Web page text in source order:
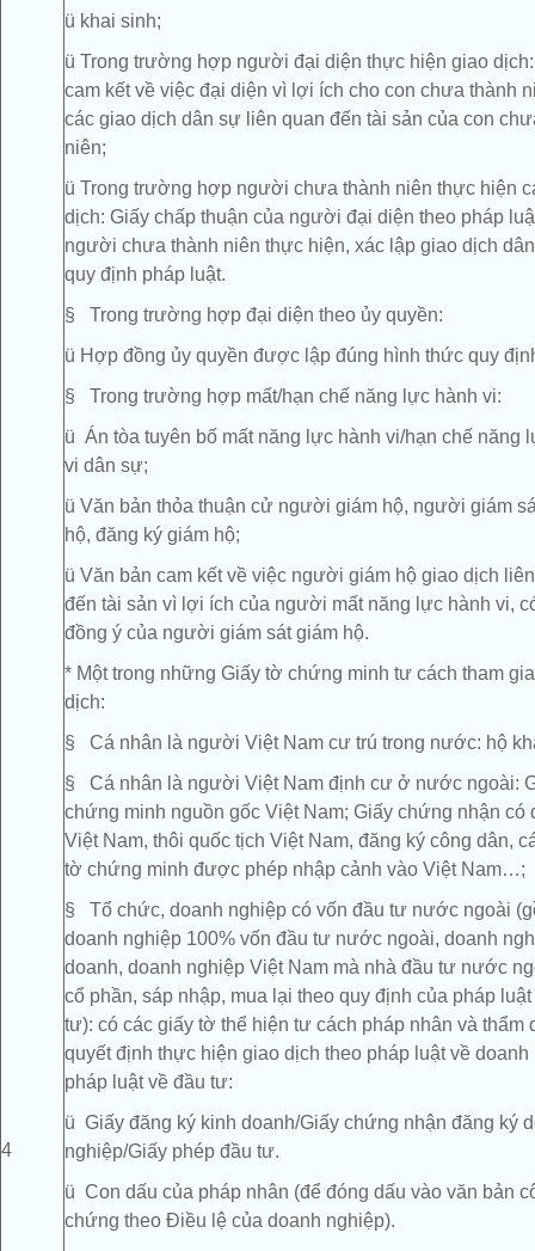
4
ü khai sinh;
ü Trong trường hợp người đại diện thực hiện giao
cam kết về việc đại diện vì lợi ích cho con chưa thành
các giao dịch dân sự liên quan đến tài sản của con
niên;
ü Trong trường hợp người chưa thành niên thực hiện
dịch: Giấy chấp thuận của người đại diện theo pháp
người chưa thành niên thực hiện, xác lập giao dịch
quy định pháp luật.
§ Trong trường hợp đại diện theo ủy quyền:
ü Hợp đồng ủy quyền được lập đúng hình thức quy
§ Trong trường hợp mất/hạn chế năng lực hành vi:
ü Án tòa tuyên bố mất năng lực hành vi/hạn chế năng
vi dân sự;
ü Văn bản thỏa thuận cử người giám hộ, người giám
hộ, đăng ký giám hộ;
ü Văn bản cam kết về việc người giám hộ giao dịch
đến tài sản vì lợi ích của người mất năng lực hành vi,
đồng ý của người giám sát giám hộ.
* Một trong những Giấy tờ chứng minh tư cách tham
dịch:
§ Cá nhân là người Việt Nam cư trú trong nước: hộ
§ Cá nhân là người Việt Nam định cư ở nước ngoài:
chứng minh nguồn gốc Việt Nam; Giấy chứng nhận có
Việt Nam, thôi quốc tịch Việt Nam, đăng ký công dân,
tờ chứng minh được phép nhập cảnh vào Việt Nam…;
§ Tổ chức, doanh nghiệp có vốn đầu tư nước ngoài
doanh nghiệp 100% vốn đầu tư nước ngoài, doanh
doanh, doanh nghiệp Việt Nam mà nhà đầu tư nước
cổ phần, sáp nhập, mua lại theo quy định của pháp
tư): có các giấy tờ thể hiện tư cách pháp nhân và thẩm
quyết định thực hiện giao dịch theo pháp luật về doanh
pháp luật về đầu tư:
ü Giấy đăng ký kinh doanh/Giấy chứng nhận đăng ký
nghiệp/Giấy phép đầu tư.
ü Con dấu của pháp nhân (để đóng dấu vào văn bản
chứng theo Điều lệ của doanh nghiệp).